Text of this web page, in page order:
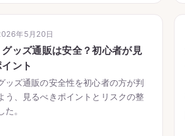
年5月20日
ッズ通販は安全？初心者が見
ント
ッズ通販の安全性を初心者の方が判
う、見るべきポイントとリスクの整
。